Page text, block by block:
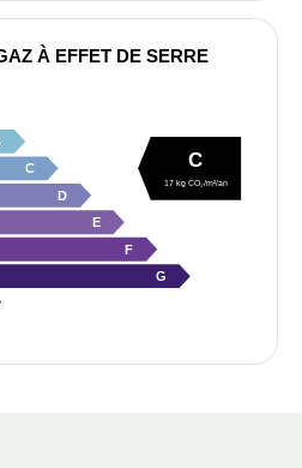
À EFFET DE SERRE
C
D
E
F
G
C
17 kg CO₂/m²/an